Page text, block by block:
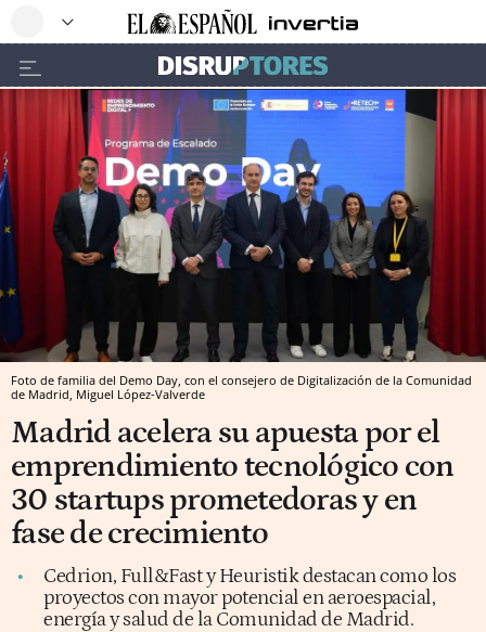
Foto de familia del Demo Day, con el consejero de Digitalización de la Comunidad
de Madrid, Miguel López-Valverde
Madrid acelera su apuesta por el
emprendimiento tecnológico con
30 startups prometedoras y en
fase de crecimiento
Cedrion, Full&Fast y Heuristik destacan como los
proyectos con mayor potencial en aeroespacial,
energía y salud de la Comunidad de Madrid.